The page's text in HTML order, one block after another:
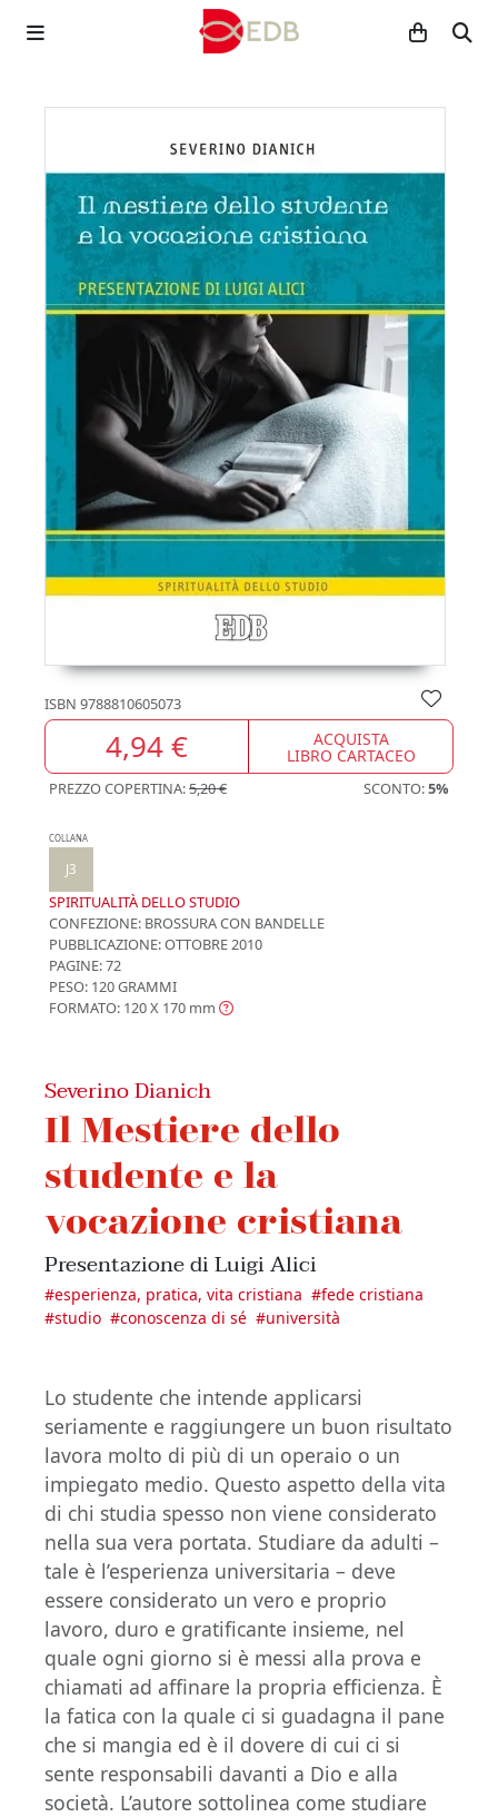
ISBN 9788810605073
4,94 € ACQUISTA
LIBRO CARTACEO
PREZZO COPERTINA:5,20 € SCONTO:5%
COLLANA
J3
SPIRITUALITÀ DELLO STUDIO
CONFEZIONE: BROSSURA CON BANDELLE
PUBBLICAZIONE:OTTOBRE 2010
PAGINE: 72
PESO: 120 GRAMMI
FORMATO: 120 X 170 mm
Severino Dianich
Il Mestiere dello
studente e la
vocazione cristiana
Presentazione di Luigi Alici
#esperienza, pratica, vita cristiana #fede cristiana
#studio #conoscenza di sé #università
Lo studente che intende applicarsi
seriamente e raggiungere un buon risultato
lavora molto di più di un operaio o un
impiegato medio. Questo aspetto della vita
di chi studia spesso non viene considerato
nella sua vera portata. Studiare da adulti –
tale è l’esperienza universitaria – deve
essere considerato un vero e proprio
lavoro, duro e gratificante insieme, nel
quale ogni giorno si è messi alla prova e
chiamati ad affinare la propria efficienza. È
la fatica con la quale ci si guadagna il pane
che si mangia ed è il dovere di cui ci si
sente responsabili davanti a Dio e alla
società. L’autore sottolinea come studiare